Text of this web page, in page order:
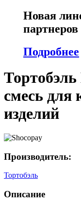
Новая
Подробнее
смесь для
изделий
Производитель:
Тортобэль
Описание